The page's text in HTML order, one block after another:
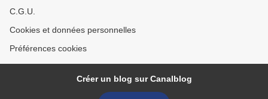
C.G.U.
Cookies et données personnelles
Préférences cookies
Créer un blog sur Canalblog